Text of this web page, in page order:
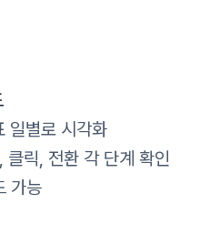
일별로 시각화
클릭, 전환 각 단계 확인
가능